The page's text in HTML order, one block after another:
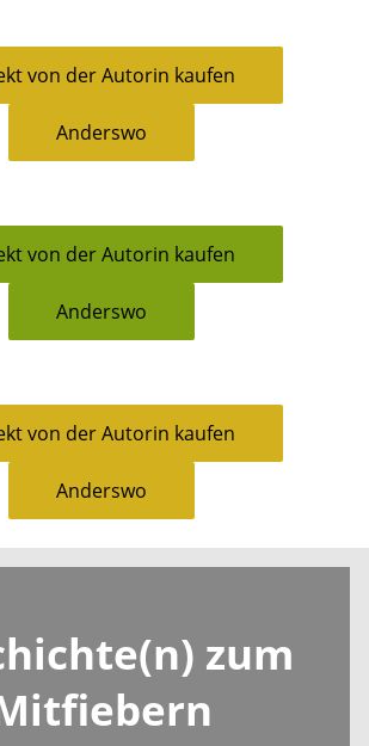
von der Autorin kaufen
Anderswo
von der Autorin kaufen
Anderswo
von der Autorin kaufen
Anderswo
zum